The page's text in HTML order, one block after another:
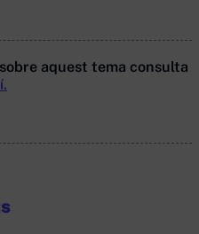
aquest tema consulta